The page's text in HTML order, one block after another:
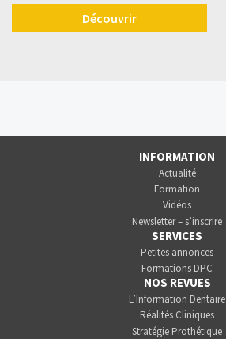
Découvrir
INFORMATION
Actualité
Formation
Vidéos
Newsletter – s’inscrire
SERVICES
Petites annonces
Formations DPC
NOS REVUES
L’Information Dentaire
Réalités Cliniques
Stratégie Prothétique